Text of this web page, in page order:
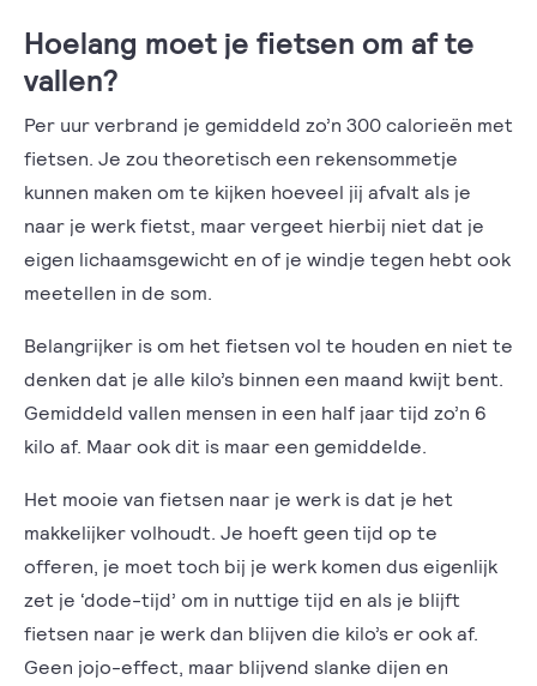
Hoelang moet je fietsen om af te
vallen?
Per uur verbrand je gemiddeld zo’n 300 calorieën met
fietsen. Je zou theoretisch een rekensommetje
kunnen maken om te kijken hoeveel jij afvalt als je
naar je werk fietst, maar vergeet hierbij niet dat je
eigen lichaamsgewicht en of je windje tegen hebt ook
meetellen in de som.
Belangrijker is om het fietsen vol te houden en niet te
denken dat je alle kilo’s binnen een maand kwijt bent.
Gemiddeld vallen mensen in een half jaar tijd zo’n 6
kilo af. Maar ook dit is maar een gemiddelde.
Het mooie van fietsen naar je werk is dat je het
makkelijker volhoudt. Je hoeft geen tijd op te
offeren, je moet toch bij je werk komen dus eigenlijk
zet je ‘dode-tijd’ om in nuttige tijd en als je blijft
fietsen naar je werk dan blijven die kilo’s er ook af.
Geen jojo-effect, maar blijvend slanke dijen en